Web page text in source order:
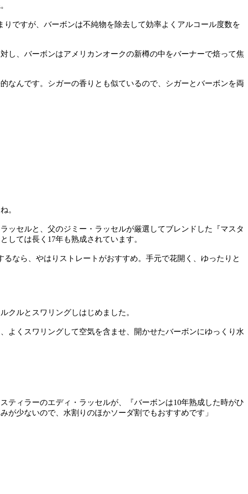
ですが、バーボンは不純物を除去して効率よくアルコール度数を
し、バーボンはアメリカンオークの新樽の中をバーナーで焙って焦
んです。シガーの香りとも似ているので、シガーとバーボンを両
。
ッセルと、父のジミー・ラッセルが厳選してブレンドした『マスタ
しては長く17年も熟成されています。
なら、やはりストレートがおすすめ。手元で花開く、ゆったりと
クルとスワリングしはじめました。
よくスワリングして空気を含ませ、開かせたバーボンにゆっくり水
ティラーのエディ・ラッセルが、『バーボンは10年熟成した時がひ
少ないので、水割りのほかソーダ割でもおすすめです」